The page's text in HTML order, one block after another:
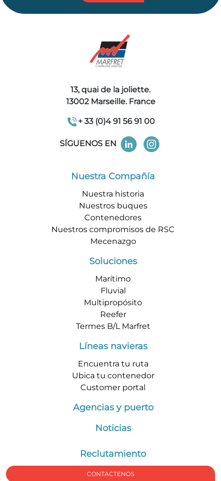
13, quai de la joliette.
13002 Marseille. France
+ 33 (0)4 91 56 91 00
SÍGUENOS EN
Nuestra Compañía
Nuestra historia
Nuestros buques
Contenedores
Nuestros compromisos de RSC
Mecenazgo
Soluciones
Marítimo
Fluvial
Multipropósito
Reefer
Termes B/L Marfret
Líneas navieras
Encuentra tu ruta
Ubica tu contenedor
Customer portal
Agencias y puerto
Noticias
Reclutamiento
CONTACTENOS